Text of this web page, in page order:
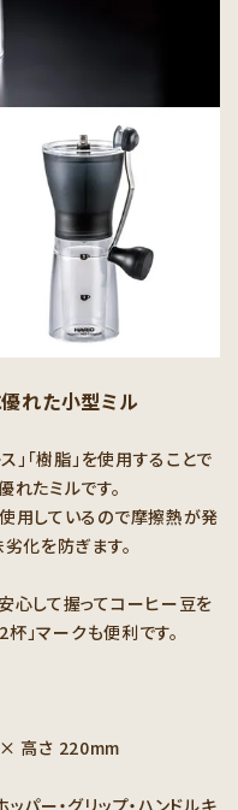
れた小型ミル
」「樹脂」を使用することで
たミルです。
用しているので摩擦熱が発
化を防ぎます。
心して握ってコーヒー豆を
杯」マークも便利です。
高さ 220mm